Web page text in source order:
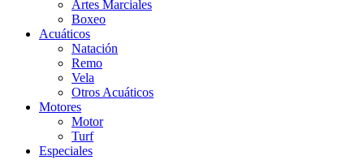
Artes Marciales
Boxeo
Acuáticos
Natación
Remo
Vela
Otros Acuáticos
Motores
Motor
Turf
Especiales